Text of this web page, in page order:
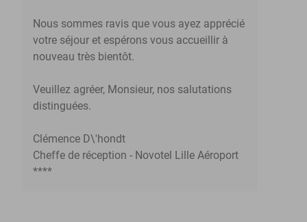
Nous sommes ravis que vous ayez apprécié
votre séjour et espérons vous accueillir à
nouveau très bientôt.
Veuillez agréer, Monsieur, nos salutations
distinguées.
Clémence D\'hondt
Cheffe de réception - Novotel Lille Aéroport
****